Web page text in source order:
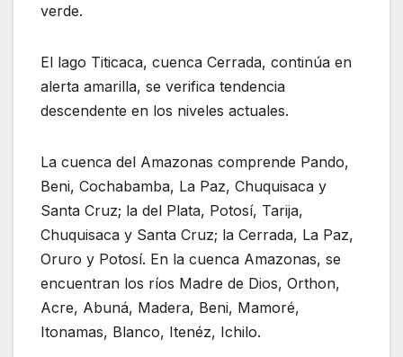
verde.
El lago Titicaca, cuenca Cerrada, continúa en
alerta amarilla, se verifica tendencia
descendente en los niveles actuales.
La cuenca del Amazonas comprende Pando,
Beni, Cochabamba, La Paz, Chuquisaca y
Santa Cruz; la del Plata, Potosí, Tarija,
Chuquisaca y Santa Cruz; la Cerrada, La Paz,
Oruro y Potosí. En la cuenca Amazonas, se
encuentran los ríos Madre de Dios, Orthon,
Acre, Abuná, Madera, Beni, Mamoré,
Itonamas, Blanco, Itenéz, Ichilo.